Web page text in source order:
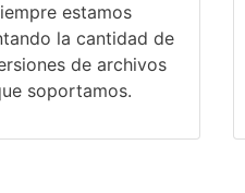
estamos
la cantidad de
de archivos
soportamos.